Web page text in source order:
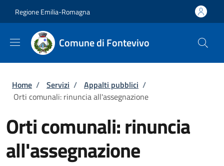
Regione Emilia-Romagna
Comune di Fontevivo
Briciole di pane
Home / Servizi / Appalti pubblici /
Orti comunali: rinuncia all'assegnazione
Orti comunali: rinuncia
all'assegnazione